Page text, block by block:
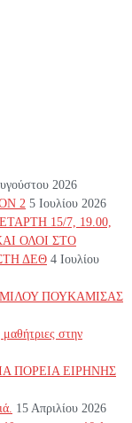
2026
2 5 Ιουλίου 2026
15/7, 19.00,
ΟΛΟΙ ΣΤΟ
ΔΕΘ 4 Ιουλίου
ΠΟΥΚΑΜΙΣΑΣ
μαθήτριες στην
ΠΟΡΕΙΑ ΕΙΡΗΝΗΣ
15 Απριλίου 2026